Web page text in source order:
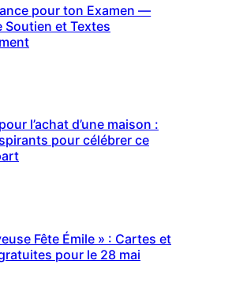
pour ton Examen —
Soutien et Textes
l’achat d’une maison :
pour célébrer ce
Fête Émile » : Cartes et
pour le 28 mai